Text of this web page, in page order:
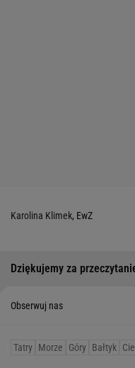
Karolina Klimek, EwZ
Dziękujemy za
Obserwuj nas
Tatry Morze Góry Bałtyk